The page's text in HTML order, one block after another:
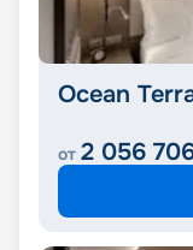
Ocean
от 2 056